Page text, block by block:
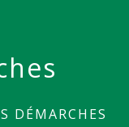
DÉMARCHES